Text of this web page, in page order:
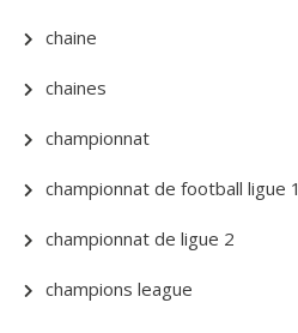
chaine
chaines
championnat
championnat de football ligue 1
championnat de ligue 2
champions league